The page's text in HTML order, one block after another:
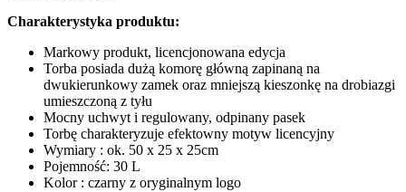
Charakterystyka produktu:
Markowy produkt, licencjonowana edycja
Torba posiada dużą komorę główną zapinaną na
dwukierunkowy zamek oraz mniejszą kieszonkę na drobiazgi
umieszczoną z tyłu
Mocny uchwyt i regulowany, odpinany pasek
Torbę charakteryzuje efektowny motyw licencyjny
Wymiary : ok. 50 x 25 x 25cm
Pojemność: 30 L
Kolor : czarny z oryginalnym logo